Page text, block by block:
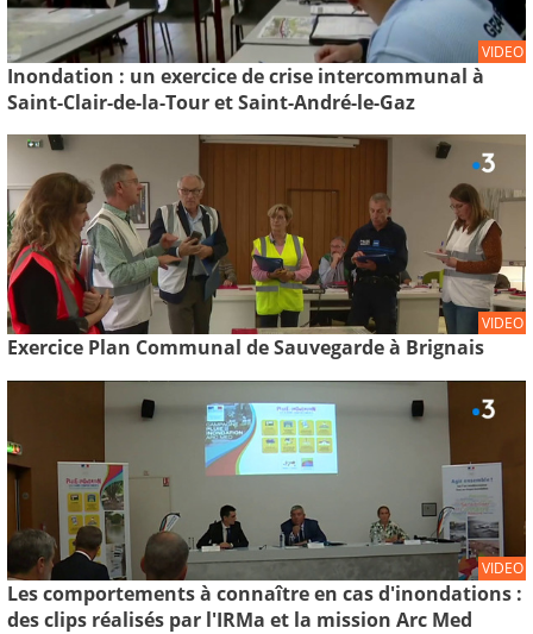
VIDEO
Inondation : un exercice de crise intercommunal à
Saint-Clair-de-la-Tour et Saint-André-le-Gaz
VIDEO
Exercice Plan Communal de Sauvegarde à Brignais
VIDEO
Les comportements à connaître en cas d'inondations :
des clips réalisés par l'IRMa et la mission Arc Med